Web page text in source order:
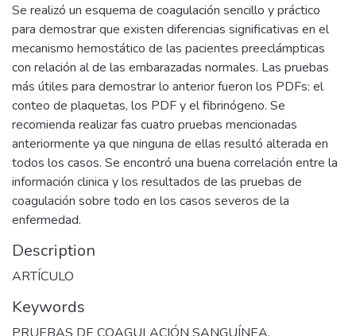
Se realizó un esquema de coagulación sencillo y práctico
para demostrar que existen diferencias significativas en el
mecanismo hemostático de las pacientes preeclámpticas
con relación al de las embarazadas normales. Las pruebas
más útiles para demostrar lo anterior fueron los PDFs: el
conteo de plaquetas, los PDF y el fibrinógeno. Se
recomienda realizar fas cuatro pruebas mencionadas
anteriormente ya que ninguna de ellas resultó alterada en
todos los casos. Se encontró una buena correlación entre la
información clinica y los resultados de las pruebas de
coagulación sobre todo en los casos severos de la
enfermedad.
Description
ARTÍCULO
Keywords